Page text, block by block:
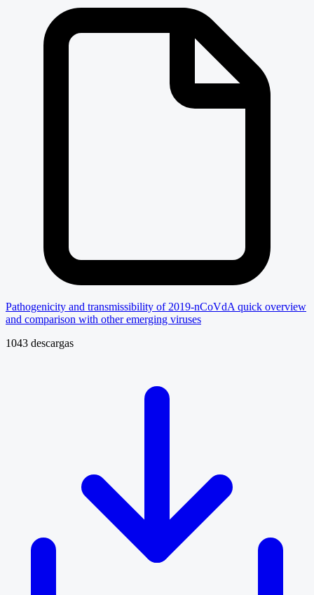
Pathogenicity and transmissibility of 2019-nCoVdA quick overview
and comparison with other emerging viruses
1043 descargas